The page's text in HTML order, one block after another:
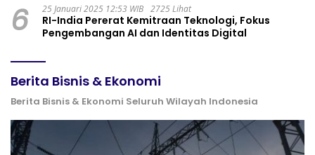
6 25 Januari 2025 12:53 WIB 2725 Lihat
RI-India Pererat Kemitraan Teknologi, Fokus
Pengembangan AI dan Identitas Digital
Berita Bisnis & Ekonomi
Berita Bisnis & Ekonomi Seluruh Wilayah Indonesia